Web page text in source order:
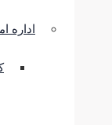
اداره